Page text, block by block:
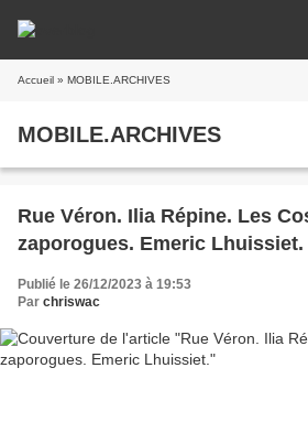
Accueil » MOBILE.ARCHIVES
MOBILE.ARCHIVES
Rue Véron. Ilia Répine. Les
zaporogues. Emeric Lhuissiet.
Publié le 26/12/2023 à 19:53
Par chriswac